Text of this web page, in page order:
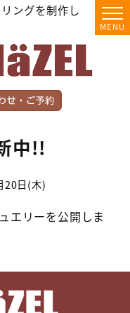
ングを制作し
MENU
中!!
20日(木)
エリーを公開しま